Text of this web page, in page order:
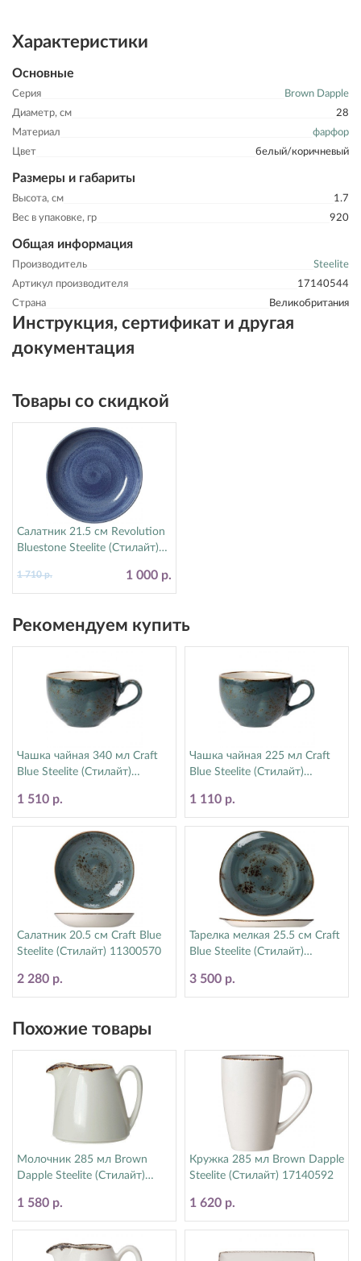
Характеристики
Основные
Серия
Brown Dapple
Диаметр, см
28
Материал
фарфор
Цвет
белый/коричневый
Размеры и габариты
Высота, см
1.7
Вес в упаковке, гр
920
Общая информация
Производитель
Steelite
Артикул производителя
17140544
Страна
Великобритания
Инструкция, сертификат и другая
документация
Товары со скидкой
Салатник 21.5 см Revolution
Bluestone Steelite (Стилайт)
1 000 р.
1 710 р.
Рекомендуем купить
Чашка чайная 340 мл Craft
Blue Steelite (Стилайт)
1 510 р.
Чашка чайная 225 мл Craft
Blue Steelite (Стилайт)
1 110 р.
Салатник 20.5 см Craft Blue
Steelite (Стилайт) 11300570
2 280 р.
Тарелка мелкая 25.5 см Craft
Blue Steelite (Стилайт)
3 500 р.
Похожие товары
Молочник 285 мл Brown
Dapple Steelite (Стилайт)
1 580 р.
Кружка 285 мл Brown Dapple
Steelite (Стилайт) 17140592
1 620 р.